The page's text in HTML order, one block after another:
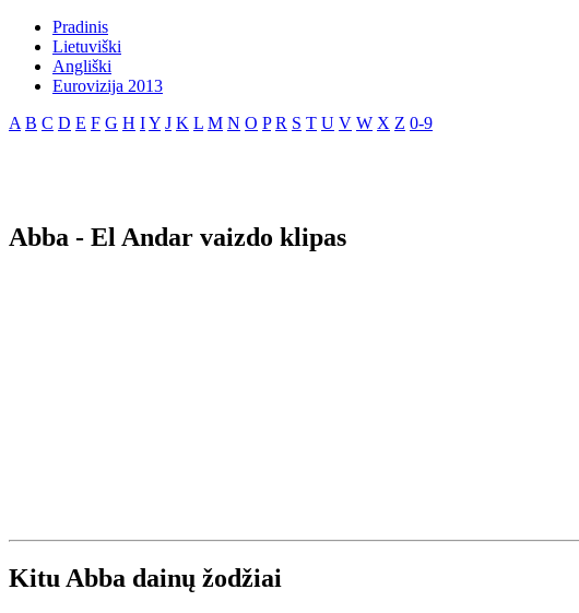
Pradinis
Lietuviški
Angliški
Eurovizija 2013
A B C D E F G H IY J K L M N O P R S T U V W X Z 0-9
Abba - El Andar vaizdo klipas
Kitu Abba dainų žodžiai